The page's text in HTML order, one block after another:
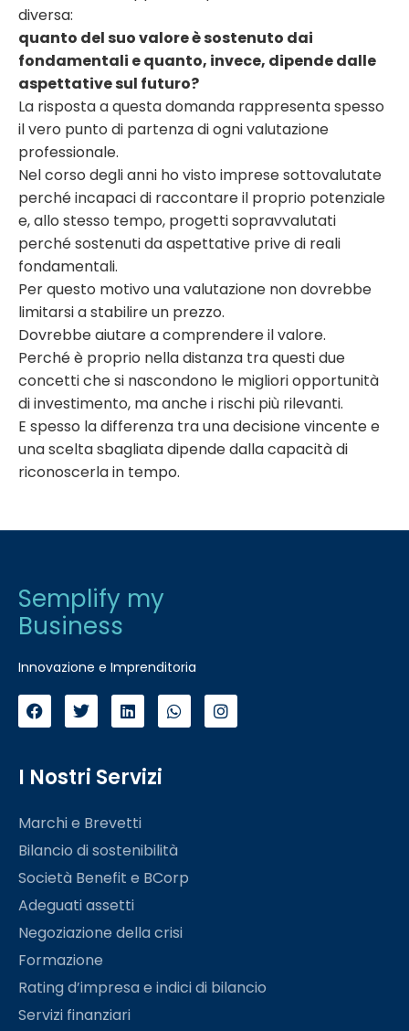
diversa:
quanto del suo valore è sostenuto dai
fondamentali e quanto, invece, dipende dalle
aspettative sul futuro?
La risposta a questa domanda rappresenta spesso
il vero punto di partenza di ogni valutazione
professionale.
Nel corso degli anni ho visto imprese sottovalutate
perché incapaci di raccontare il proprio potenziale
e, allo stesso tempo, progetti sopravvalutati
perché sostenuti da aspettative prive di reali
fondamentali.
Per questo motivo una valutazione non dovrebbe
limitarsi a stabilire un prezzo.
Dovrebbe aiutare a comprendere il valore.
Perché è proprio nella distanza tra questi due
concetti che si nascondono le migliori opportunità
di investimento, ma anche i rischi più rilevanti.
E spesso la differenza tra una decisione vincente e
una scelta sbagliata dipende dalla capacità di
riconoscerla in tempo.
Semplify my
Business
Innovazione e Imprenditoria
I Nostri Servizi
Marchi e Brevetti
Bilancio di sostenibilità
Società Benefit e BCorp
Adeguati assetti
Negoziazione della crisi
Formazione
Rating d’impresa e indici di bilancio
Servizi finanziari